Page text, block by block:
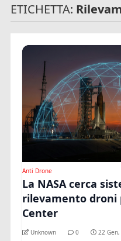
ETICHETTA:
Anti Drone
La NASA cerca
rilevamento droni
Center
Unknown 0 22